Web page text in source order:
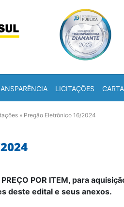
LICITAÇÕES
» Pregão Eletrônico 16/2024
PREÇO POR ITEM, para
deste edital e seus anexos.